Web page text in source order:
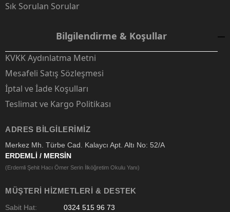
Sık Sorulan Sorular
Bilgilendirme & Koşullar
KVKK Aydınlatma Metni
Mesafeli Satış Sözleşmesi
İptal ve İade Koşulları
Teslimat ve Kargo Politikası
ADRES BILGILERIMIZ
Merkez Mh. Türbe Cad. Kalaycı Apt. Altı No: 52/A
ERDEMLİ / MERSİN
(Erdemli Şehit Hacı Ömer Serin İlköğretim Okulu Yanı)
MÜŞTERI HIZMETLERI & DESTEK
Sabit Hat: 0324 515 96 73